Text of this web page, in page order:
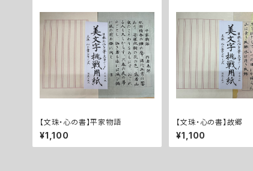
【文珠・心の書】平家物語
¥1,100
【文珠・心の書】故郷
¥1,100